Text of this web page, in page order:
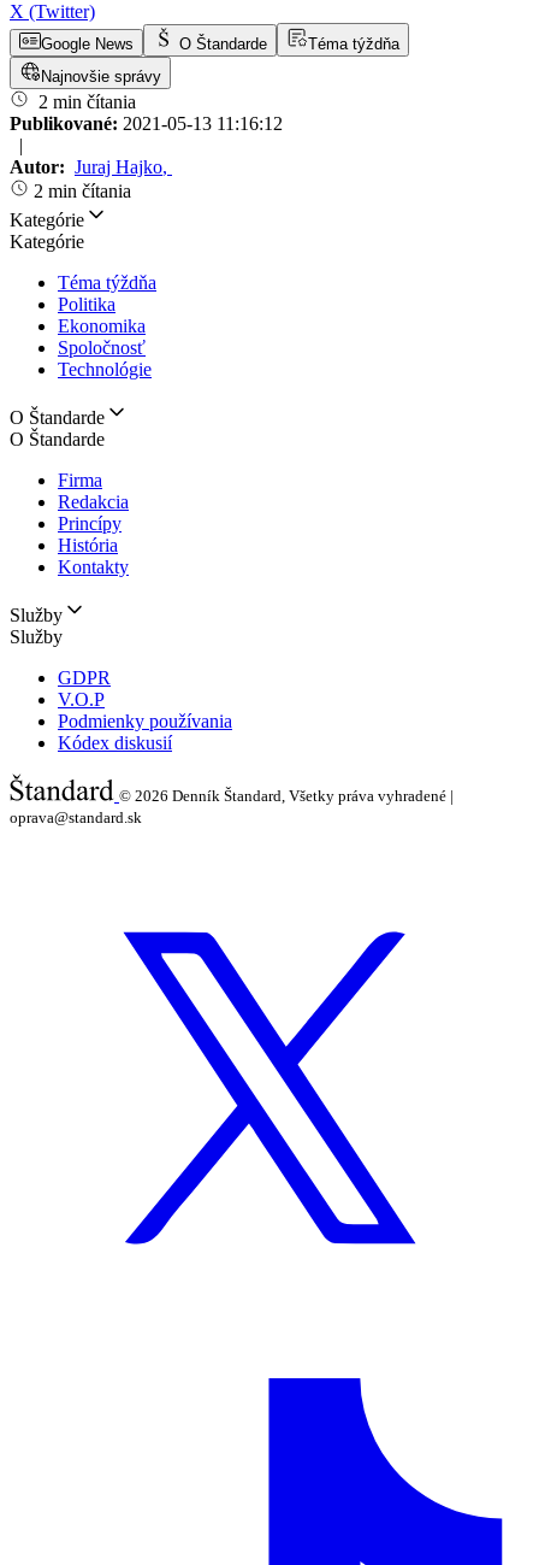
X (Twitter)
Google News O Štandarde
Téma týždňa
Najnovšie správy
2 min čítania
Publikované: 2021-05-13 11:16:12
|
Autor: Juraj Hajko,
2 min čítania
Kategórie
Kategórie
Téma týždňa
Politika
Ekonomika
Spoločnosť
Technológie
O Štandarde
O Štandarde
Firma
Redakcia
Princípy
História
Kontakty
Služby
Služby
GDPR
V.O.P
Podmienky používania
Kódex diskusií
© 2026 Denník Štandard, Všetky práva vyhradené |
oprava@standard.sk